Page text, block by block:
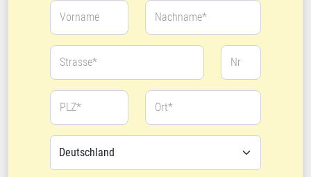
Vorname Nachname*
Strasse* Nr
PLZ* Ort*